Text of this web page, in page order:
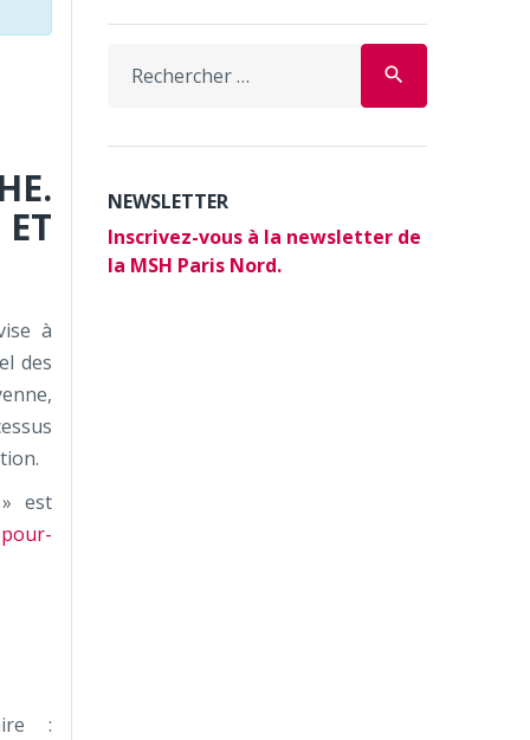
à
des
» est
:
for:
search
NEWSLETTER
Inscrivez-vous à la newsletter de
la MSH Paris Nord.